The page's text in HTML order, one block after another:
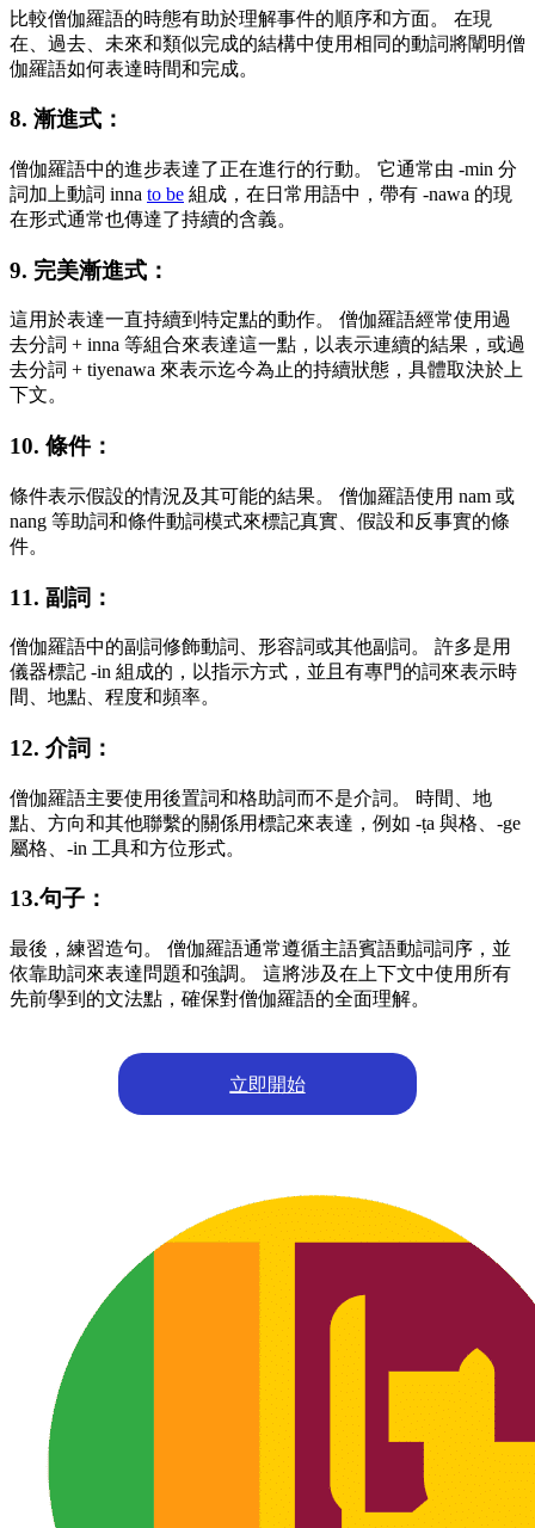
比較僧伽羅語的時態有助於理解事件的順序和方面。 在現
在、過去、未來和類似完成的結構中使用相同的動詞將闡明僧
伽羅語如何表達時間和完成。
8. 漸進式：
僧伽羅語中的進步表達了正在進行的行動。 它通常由 -min 分
詞加上動詞 inna to be 組成，在日常用語中，帶有 -nawa 的現
在形式通常也傳達了持續的含義。
9. 完美漸進式：
這用於表達一直持續到特定點的動作。 僧伽羅語經常使用過
去分詞 + inna 等組合來表達這一點，以表示連續的結果，或過
去分詞 + tiyenawa 來表示迄今為止的持續狀態，具體取決於上
下文。
10. 條件：
條件表示假設的情況及其可能的結果。 僧伽羅語使用 nam 或
nang 等助詞和條件動詞模式來標記真實、假設和反事實的條
件。
11. 副詞：
僧伽羅語中的副詞修飾動詞、形容詞或其他副詞。 許多是用
儀器標記 -in 組成的，以指示方式，並且有專門的詞來表示時
間、地點、程度和頻率。
12. 介詞：
僧伽羅語主要使用後置詞和格助詞而不是介詞。 時間、地
點、方向和其他聯繫的關係用標記來表達，例如 -ṭa 與格、-ge
屬格、-in 工具和方位形式。
13.句子：
最後，練習造句。 僧伽羅語通常遵循主語賓語動詞詞序，並
依靠助詞來表達問題和強調。 這將涉及在上下文中使用所有
先前學到的文法點，確保對僧伽羅語的全面理解。
立即開始